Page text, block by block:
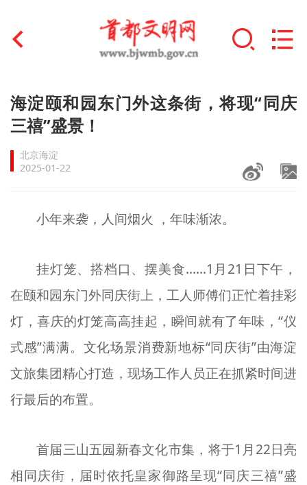
首页
文明创建
文明实践
未成年人思想道德建设
+
身边好人
文明评论
北京宣传文化引导基金
宣传思想文化人才
资料库
+
海淀颐和园东门外这条街，将现“同庆
三禧”盛景！
北京海淀
2025-01-22
小年来袭，人间烟火 ，年味渐浓。
挂灯笼、搭档口、摆美食……1月21日下午，
在颐和园东门外同庆街上，工人师傅们正忙着挂彩
灯，喜庆的灯笼高高挂起，瞬间就有了年味，“仪
式感”满满。文化场景消费新地标“同庆街”由海淀
文旅集团精心打造，现场工作人员正在抓紧时间进
行最后的布置。
首届三山五园新春文化市集，将于1月22日亮
相同庆街，届时依托皇家御路呈现“同庆三禧”盛